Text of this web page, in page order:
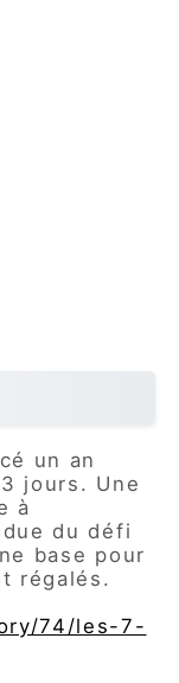
un an
jours. Une
à
du défi
base pour
régalés.
74/les-7-